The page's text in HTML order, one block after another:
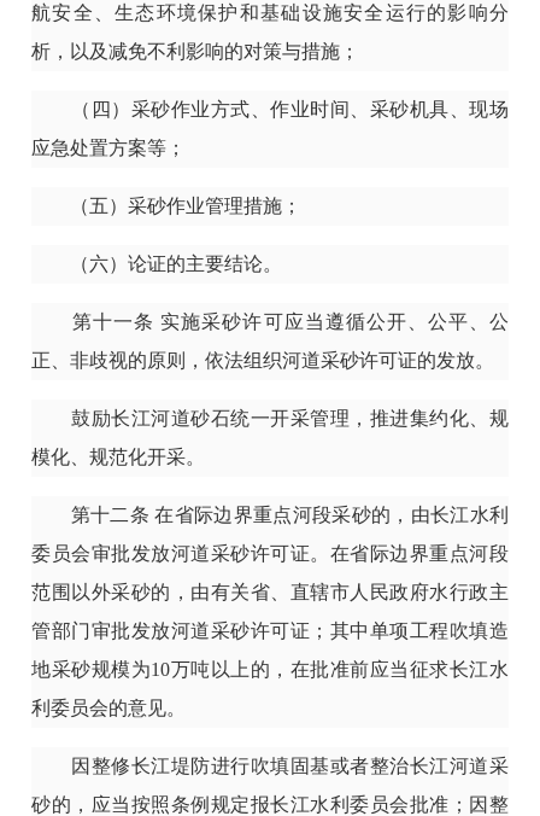
航安全、生态环境保护和基础设施安全运行的影响分
析，以及减免不利影响的对策与措施；
（四）采砂作业方式、作业时间、采砂机具、现场
应急处置方案等；
（五）采砂作业管理措施；
（六）论证的主要结论。
第十一条 实施采砂许可应当遵循公开、公平、公
正、非歧视的原则，依法组织河道采砂许可证的发放。
鼓励长江河道砂石统一开采管理，推进集约化、规
模化、规范化开采。
第十二条 在省际边界重点河段采砂的，由长江水利
委员会审批发放河道采砂许可证。在省际边界重点河段
范围以外采砂的，由有关省、直辖市人民政府水行政主
管部门审批发放河道采砂许可证；其中单项工程吹填造
地采砂规模为10万吨以上的，在批准前应当征求长江水
利委员会的意见。
因整修长江堤防进行吹填固基或者整治长江河道采
砂的，应当按照条例规定报长江水利委员会批准；因整